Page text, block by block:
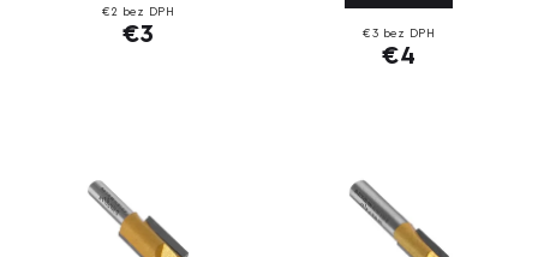
€2 bez DPH
€3 €3 bez DPH
€4